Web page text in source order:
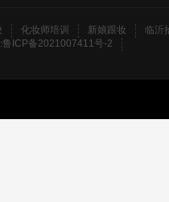
化妆师培训 新娘跟妆
临沂
鲁ICP备2021007411号-2